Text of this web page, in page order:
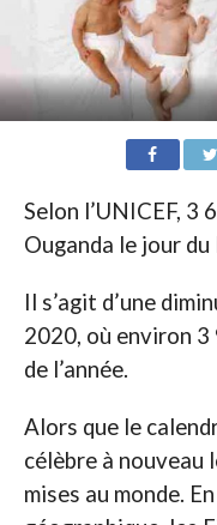
Selon l’UNICEF, 3
Ouganda le jour
Il s’agit d’une
2020, où environ
de l’année.
Alors que le
célèbre à nouveau
mises au monde.